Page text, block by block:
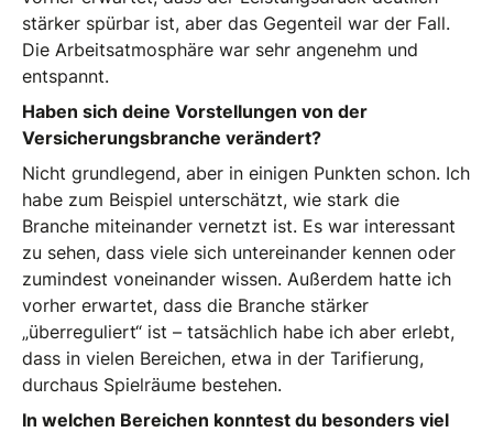
stärker spürbar ist, aber das Gegenteil war der Fall.
Die Arbeitsatmosphäre war sehr angenehm und
entspannt.
Haben sich deine Vorstellungen von der
Versicherungsbranche verändert?
Nicht grundlegend, aber in einigen Punkten schon. Ich
habe zum Beispiel unterschätzt, wie stark die
Branche miteinander vernetzt ist. Es war interessant
zu sehen, dass viele sich untereinander kennen oder
zumindest voneinander wissen. Außerdem hatte ich
vorher erwartet, dass die Branche stärker
„überreguliert“ ist – tatsächlich habe ich aber erlebt,
dass in vielen Bereichen, etwa in der Tarifierung,
durchaus Spielräume bestehen.
In welchen Bereichen konntest du besonders viel